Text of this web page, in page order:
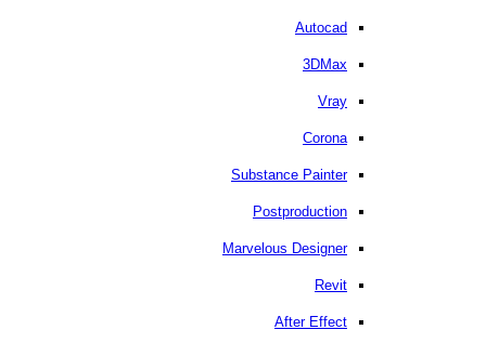
Autocad
3DMax
Vray
Corona
Substance Painter
Postproduction
Marvelous Designer
Revit
After Effect